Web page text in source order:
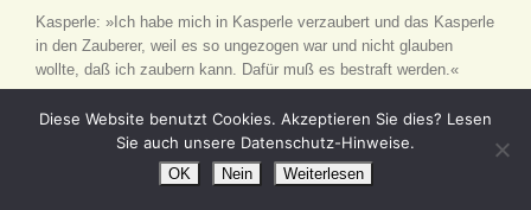
Kasperle: »Ich habe mich in Kasperle verzaubert und das Kasperle
in den Zauberer, weil es so ungezogen war und nicht glauben
wollte, daß ich zaubern kann. Dafür muß es bestraft werden.«
Schlambus: »Ja, dafür muß es bestraft werden, wir wollen es
durchprügeln.«
Bambus: »Ja, wir wollen das verzauberte Kasperle durchprügeln.«
Diese Website benutzt Cookies. Akzeptieren Sie dies? Lesen
Sie auch unsere Datenschutz-Hinweise.
OK Nein Weiterlesen